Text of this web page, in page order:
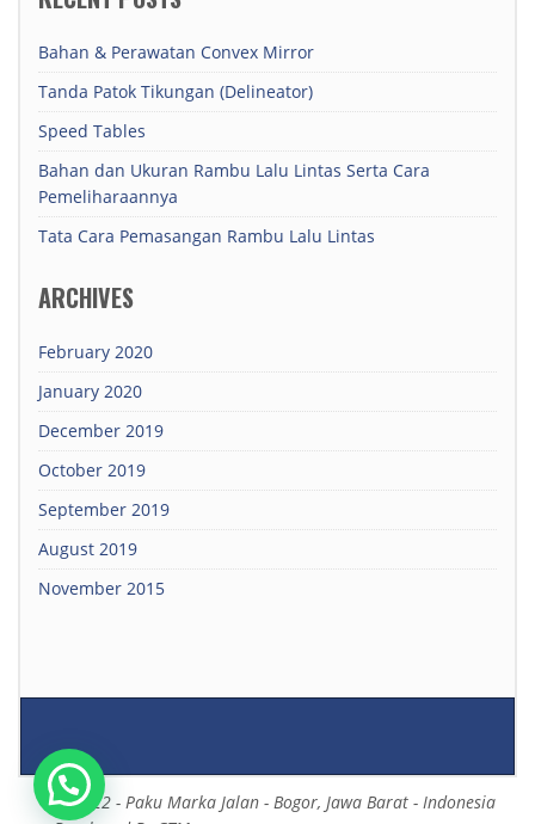
Bahan & Perawatan Convex Mirror
Tanda Patok Tikungan (Delineator)
Speed Tables
Bahan dan Ukuran Rambu Lalu Lintas Serta Cara
Pemeliharaannya
Tata Cara Pemasangan Rambu Lalu Lintas
ARCHIVES
February 2020
January 2020
December 2019
October 2019
September 2019
August 2019
November 2015
© 2022 - Paku Marka Jalan - Bogor, Jawa Barat - Indonesia